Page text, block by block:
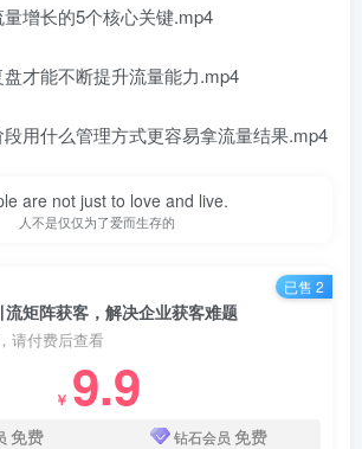
增长的5个核心关键.mp4
才能不断提升流量能力.mp4
用什么管理方式更容易拿流量结果.mp4
are not just to love and live.
人不是仅仅为了爱而生存的
矩阵获客，解决企业获客难题
请付费后查看
￥ 9.9
免费 钻石会员 免费
已售 2